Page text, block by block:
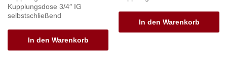
Kupplungsdose 3/4″ IG
selbstschließend
In den Warenkorb
In den Warenkorb